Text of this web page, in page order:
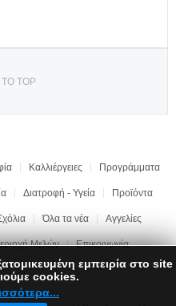
TOP
Καλλιέργειες Προγράμματα
Διατροφή - Υγεία Προϊόντα
Όλα τα νέα Αγγελίες
Μελών Επικοινωνία
εμπειρία στο site
cookies.